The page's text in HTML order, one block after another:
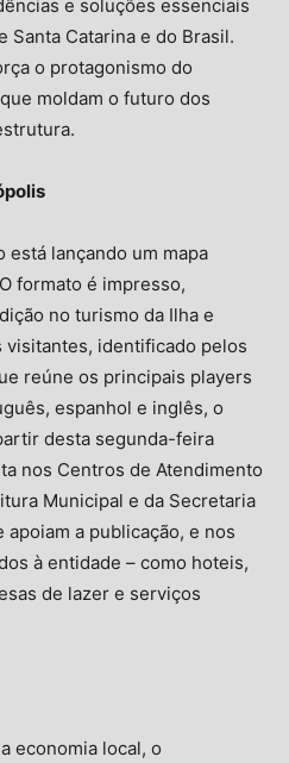
e soluções essenciais
Santa Catarina e do Brasil.
o protagonismo do
moldam o futuro dos
está lançando um mapa
formato é impresso,
no turismo da Ilha e
visitantes, identificado pelos
reúne os principais players
espanhol e inglês, o
desta segunda-feira
nos Centros de Atendimento
Municipal e da Secretaria
a publicação, e nos
à entidade – como hoteis,
de lazer e serviços
economia local, o